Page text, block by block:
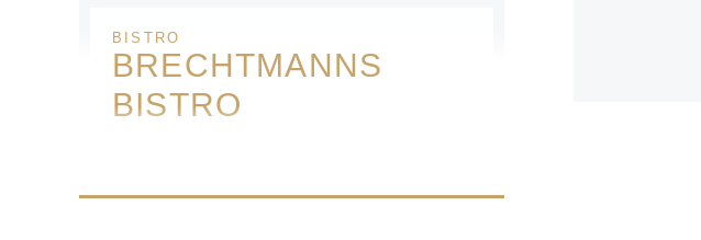
BISTRO
BRECHTMANNS
BISTRO
uns auf die Fahne geschrieben. Das Beste